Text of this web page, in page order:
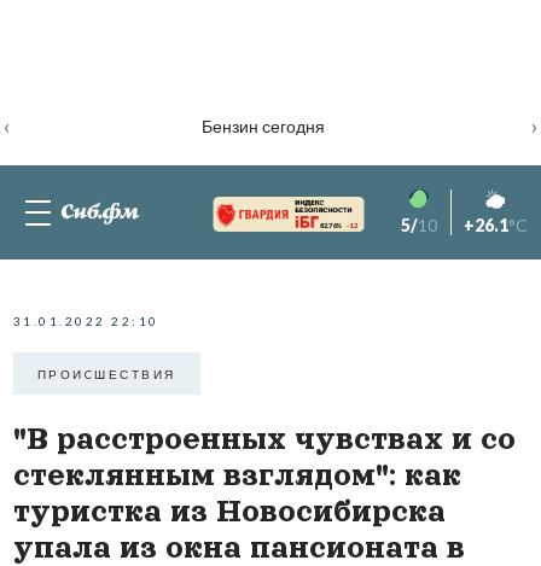
Бензин сегодня
‹ ›
82.76% -1.2 5/10 +26.1°C
31.01.2022 22:10
ПРОИCШЕСТВИЯ
"В расстроенных чувствах и со
стеклянным взглядом": как
туристка из Новосибирска
упала из окна пансионата в